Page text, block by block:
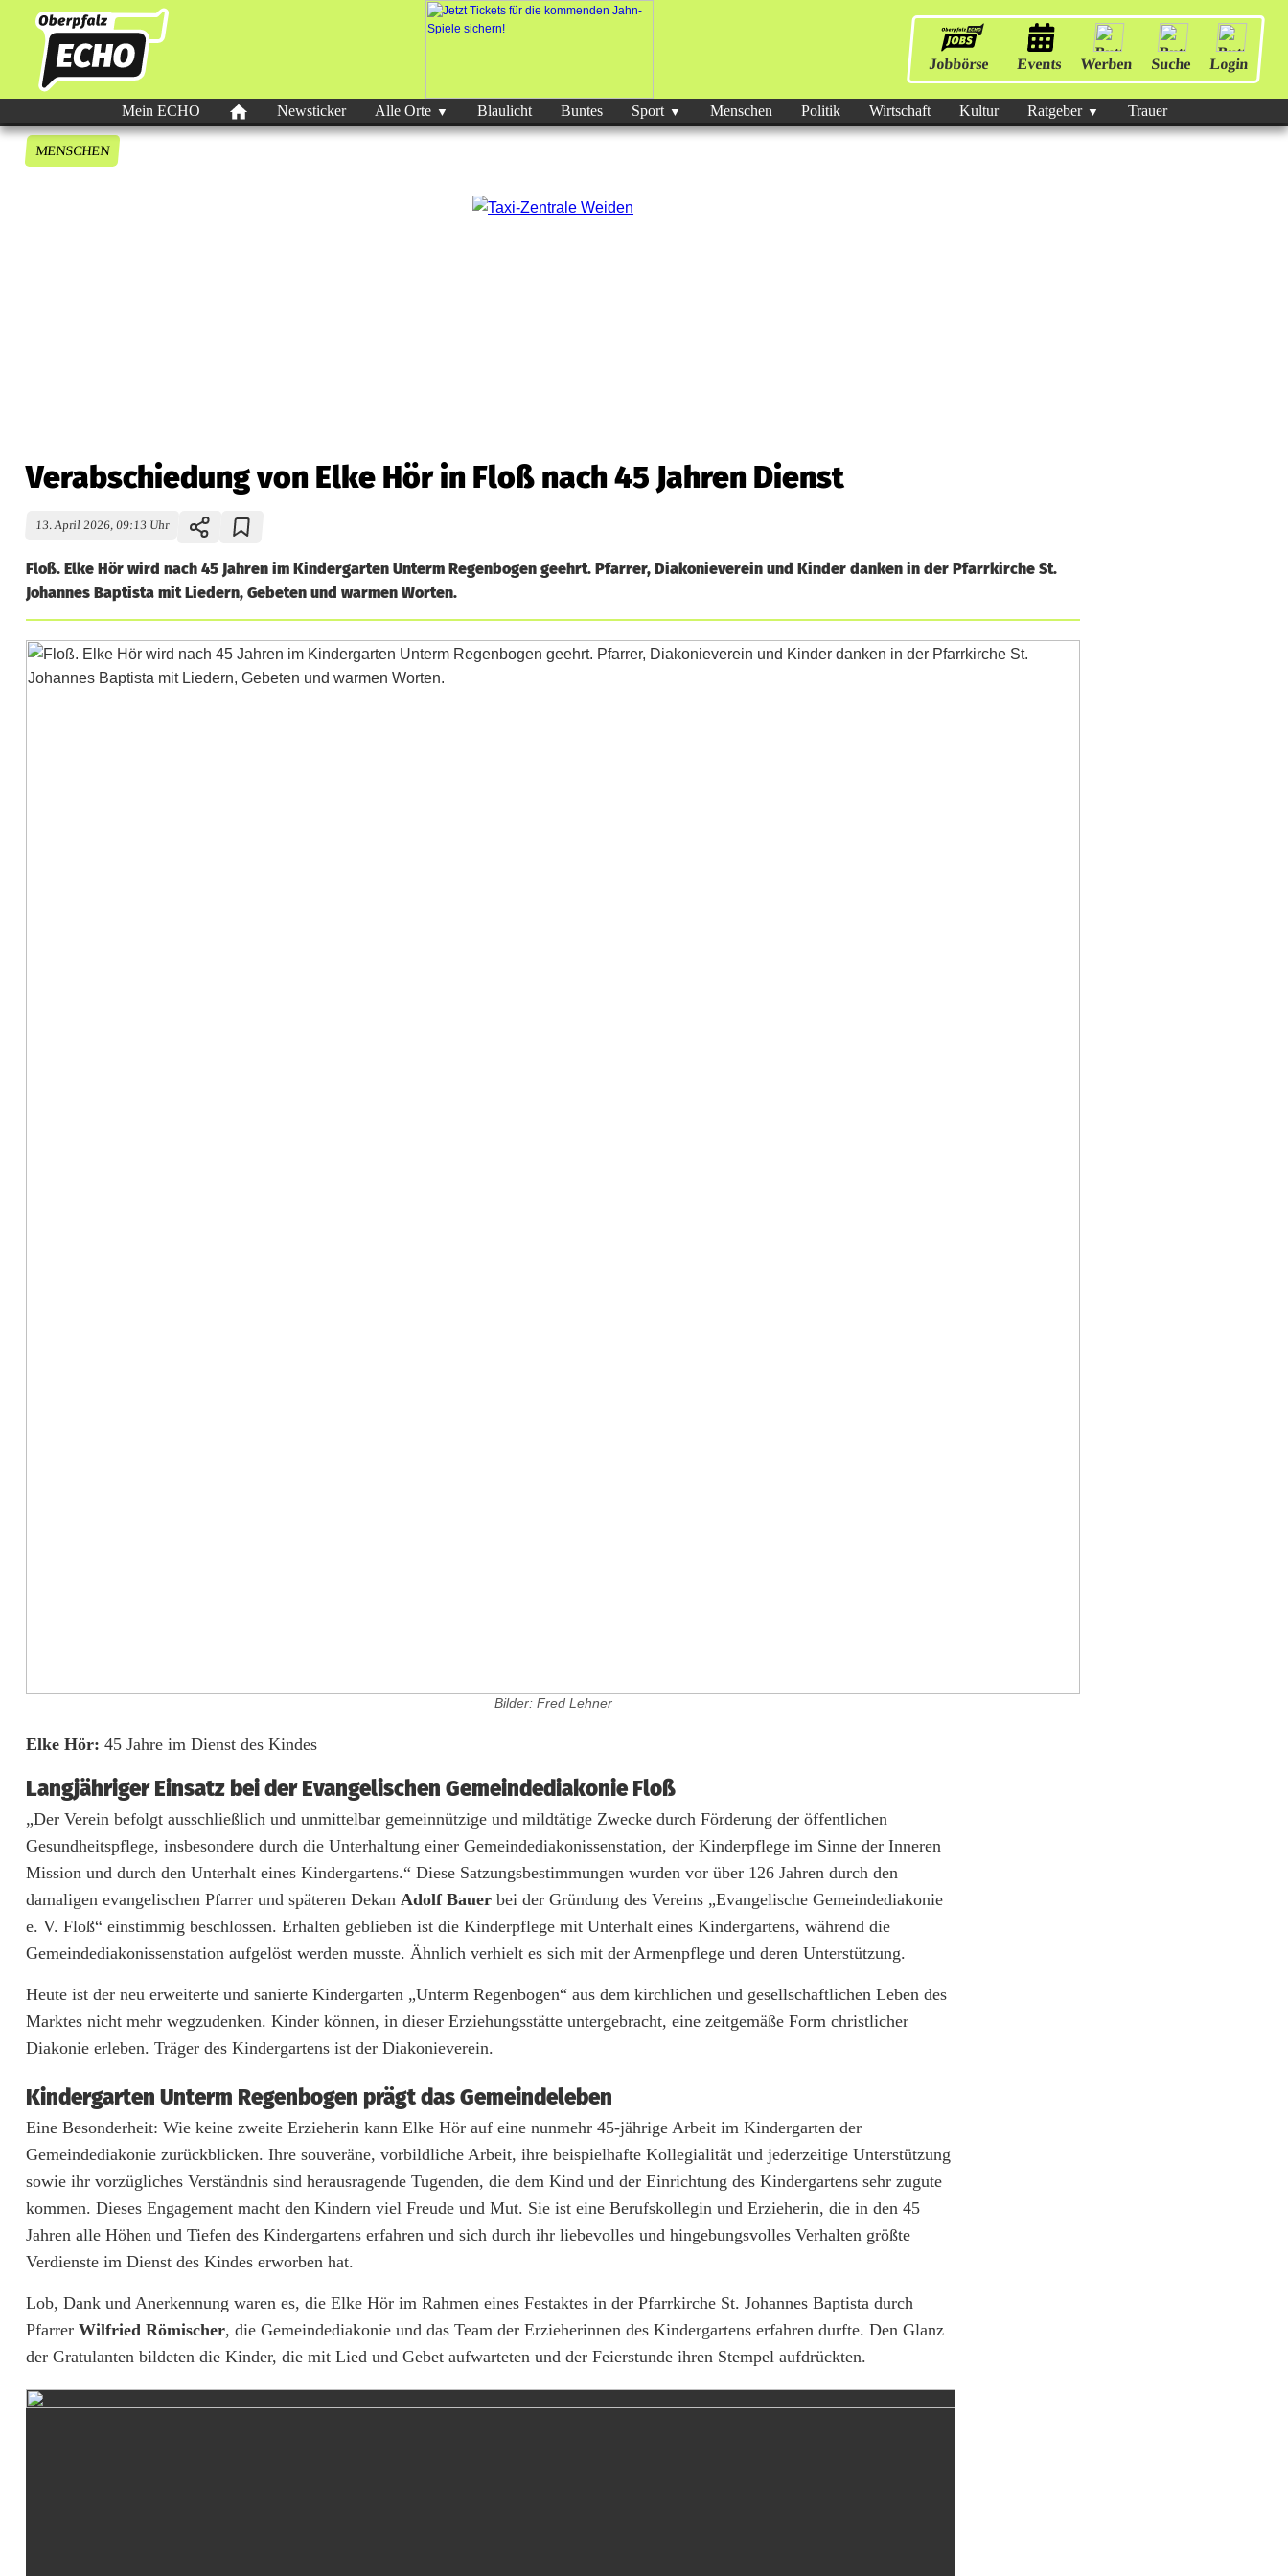
Jobbörse Events Werben Suche Login
Mein ECHO Newsticker Alle Orte Blaulicht Buntes Sport Menschen Politik Wirtschaft Kultur Ratgeber Trauer
MENSCHEN
Verabschiedung von Elke Hör in Floß nach 45 Jahren Dienst
13. April 2026, 09:13 Uhr
Floß. Elke Hör wird nach 45 Jahren im Kindergarten Unterm Regenbogen geehrt. Pfarrer, Diakonieverein und Kinder danken in der Pfarrkirche St.
Johannes Baptista mit Liedern, Gebeten und warmen Worten.
Bilder: Fred Lehner
V
e
r
a
b
s
c
h
i
d
u
n
g
v
o
n
E
l
Elke Hör: 45 Jahre im Dienst des Kindes
Langjähriger Einsatz bei der Evangelischen Gemeindediakonie Floß
„Der Verein befolgt ausschließlich und unmittelbar gemeinnützige und mildtätige Zwecke durch Förderung der öffentlichen
Gesundheitspflege, insbesondere durch die Unterhaltung einer Gemeindediakonissenstation, der Kinderpflege im Sinne der Inneren
Mission und durch den Unterhalt eines Kindergartens.“ Diese Satzungsbestimmungen wurden vor über 126 Jahren durch den
damaligen evangelischen Pfarrer und späteren Dekan Adolf Bauer bei der Gründung des Vereins „Evangelische Gemeindediakonie
e. V. Floß“ einstimmig beschlossen. Erhalten geblieben ist die Kinderpflege mit Unterhalt eines Kindergartens, während die
Gemeindediakonissenstation aufgelöst werden musste. Ähnlich verhielt es sich mit der Armenpflege und deren Unterstützung.
Heute ist der neu erweiterte und sanierte Kindergarten „Unterm Regenbogen“ aus dem kirchlichen und gesellschaftlichen Leben des
Marktes nicht mehr wegzudenken. Kinder können, in dieser Erziehungsstätte untergebracht, eine zeitgemäße Form christlicher
Diakonie erleben. Träger des Kindergartens ist der Diakonieverein.
Kindergarten Unterm Regenbogen prägt das Gemeindeleben
Eine Besonderheit: Wie keine zweite Erzieherin kann Elke Hör auf eine nunmehr 45-jährige Arbeit im Kindergarten der
Gemeindediakonie zurückblicken. Ihre souveräne, vorbildliche Arbeit, ihre beispielhafte Kollegialität und jederzeitige Unterstützung
sowie ihr vorzügliches Verständnis sind herausragende Tugenden, die dem Kind und der Einrichtung des Kindergartens sehr zugute
kommen. Dieses Engagement macht den Kindern viel Freude und Mut. Sie ist eine Berufskollegin und Erzieherin, die in den 45
Jahren alle Höhen und Tiefen des Kindergartens erfahren und sich durch ihr liebevolles und hingebungsvolles Verhalten größte
Verdienste im Dienst des Kindes erworben hat.
Lob, Dank und Anerkennung waren es, die Elke Hör im Rahmen eines Festaktes in der Pfarrkirche St. Johannes Baptista durch
Pfarrer Wilfried Römischer, die Gemeindediakonie und das Team der Erzieherinnen des Kindergartens erfahren durfte. Den Glanz
der Gratulanten bildeten die Kinder, die mit Lied und Gebet aufwarteten und der Feierstunde ihren Stempel aufdrückten.